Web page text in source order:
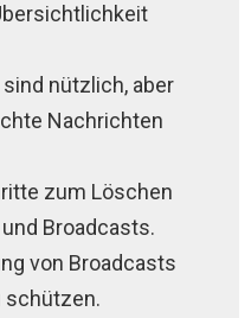
sind nützlich, aber
Nachrichten
zum Löschen
Broadcasts.
von Broadcasts
schützen.